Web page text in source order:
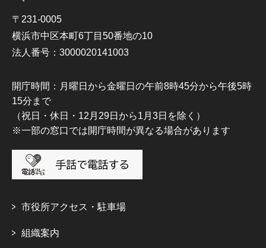
〒231-0005
横浜市中区本町6丁目50番地の10
法人番号：3000020141003
開庁時間：月曜日から金曜日の午前8時45分から午後5時
15分まで
（祝日・休日・12月29日から1月3日を除く）
※一部の窓口では開庁時間が異なる場合があります
市役所アクセス・駐車場
組織案内